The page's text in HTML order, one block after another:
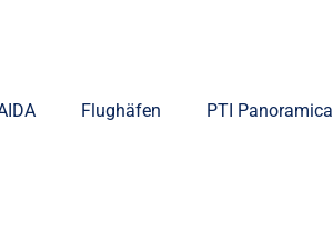
Flughäfen PTI Panoramica